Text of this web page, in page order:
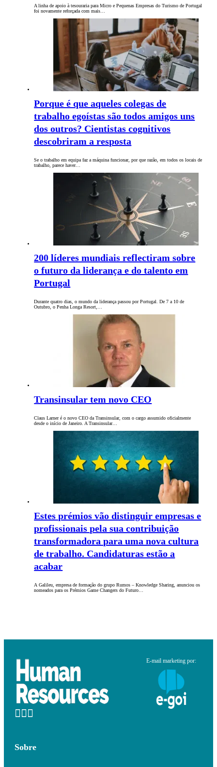
A linha de apoio à tesouraria para Micro e Pequenas Empresas do Turismo de Portugal
foi novamente reforçada com mais…
Porque é que aqueles colegas de
trabalho egoístas são todos amigos uns
dos outros? Cientistas cognitivos
descobriram a resposta
Se o trabalho em equipa faz a máquina funcionar, por que razão, em todos os locais de
trabalho, parece haver…
200 líderes mundiais reflectiram sobre
o futuro da liderança e do talento em
Portugal
Durante quatro dias, o mundo da liderança passou por Portugal. De 7 a 10 de
Outubro, o Penha Longa Resort,…
Transinsular tem novo CEO
Claus Larner é o novo CEO da Transinsular, com o cargo assumido oficialmente
desde o início de Janeiro. A Transinsular…
Estes prémios vão distinguir empresas e
profissionais pela sua contribuição
transformadora para uma nova cultura
de trabalho. Candidaturas estão a
acabar
A Galileu, empresa de formação do grupo Rumos – Knowledge Sharing, anunciou os
nomeados para os Prémios Game Changers do Futuro…
E-mail marketing por:
Sobre